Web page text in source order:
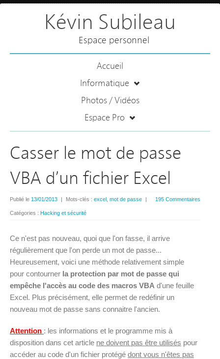
Kévin Subileau
Espace personnel
Accueil
Informatique
Photos / Vidéos
Espace Pro
Casser le mot de passe
VBA d’un fichier Excel
195 Commentaires
Publié le 13/01/2013 | Mots-clés : excel mot de passe |
Catégories : Hacking et sécurité
Ce n'est pas nouveau, quoi que l'on fasse, il arrive
régulièrement que l'on perde un mot de passe...
Heureusement, voici une méthode relativement simple
pour contourner la protection par mot de passe qui
empêche l'accès au code des macros VBA d'une feuille
Excel. Plus précisément, elle permet de redéfinir un
nouveau mot de passe sans connaitre l'ancien.
Attention : les informations et le programme mis à
disposition dans cet article ne doivent pas être utilisés pour
accéder au code d'un fichier protégé dont vous n'êtes pas